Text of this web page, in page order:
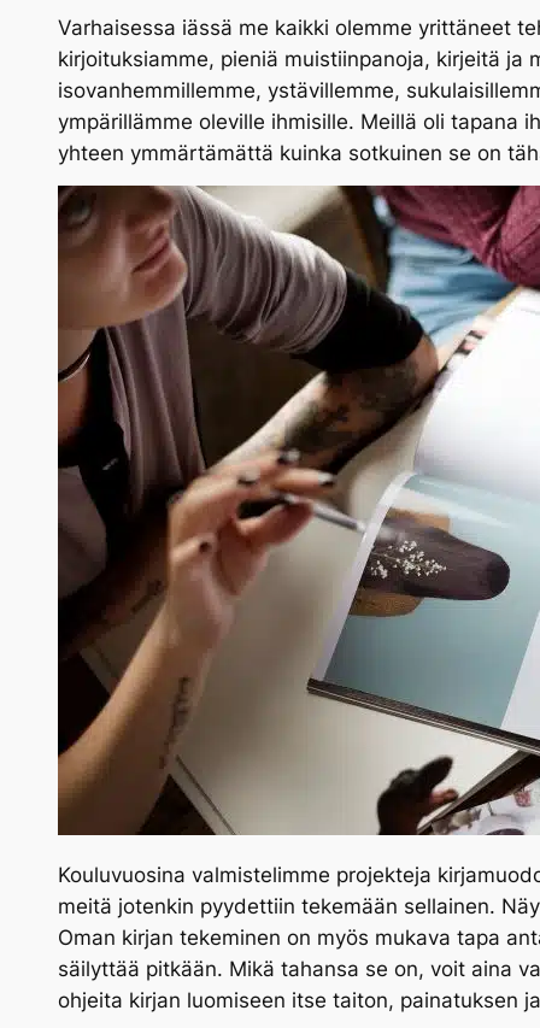
Varhaisessa iässä me kaikki olemme yrittäneet
kirjoituksiamme, pieniä muistiinpanoja, kirjeitä ja
isovanhemmillemme, ystävillemme,
ympärillämme oleville ihmisille. Meillä oli tapana
yhteen ymmärtämättä kuinka sotkuinen se on
Kouluvuosina valmistelimme projekteja
meitä jotenkin pyydettiin tekemään sellainen.
Oman kirjan tekeminen on myös mukava tapa
säilyttää pitkään. Mikä tahansa se on, voit aina
ohjeita kirjan luomiseen itse taiton, painatuksen